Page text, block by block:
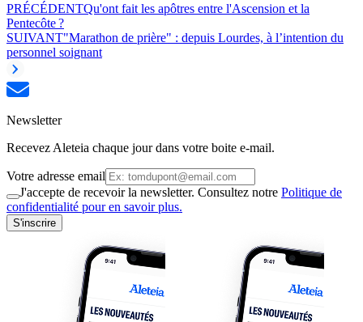
PRÉCÉDENTQu'ont fait les apôtres entre l'Ascension et la
Pentecôte ?
SUIVANT"Marathon de prière" : depuis Lourdes, à l’intention du
personnel soignant
Newsletter
Recevez Aleteia chaque jour dans votre boite e-mail.
Votre adresse email
J'accepte de recevoir la newsletter. Consultez notre Politique de
confidentialité pour en savoir plus.
S'inscrire